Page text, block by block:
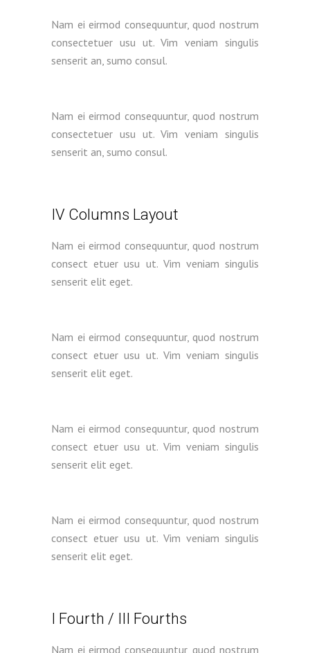
Nam ei eirmod consequuntur, quod nostrum
consectetuer usu ut. Vim veniam singulis
senserit an, sumo consul.
Nam ei eirmod consequuntur, quod nostrum
consectetuer usu ut. Vim veniam singulis
senserit an, sumo consul.
IV Columns Layout
Nam ei eirmod consequuntur, quod nostrum
consect etuer usu ut. Vim veniam singulis
senserit elit eget.
Nam ei eirmod consequuntur, quod nostrum
consect etuer usu ut. Vim veniam singulis
senserit elit eget.
Nam ei eirmod consequuntur, quod nostrum
consect etuer usu ut. Vim veniam singulis
senserit elit eget.
Nam ei eirmod consequuntur, quod nostrum
consect etuer usu ut. Vim veniam singulis
senserit elit eget.
I Fourth / III Fourths
Nam ei eirmod consequuntur, quod nostrum